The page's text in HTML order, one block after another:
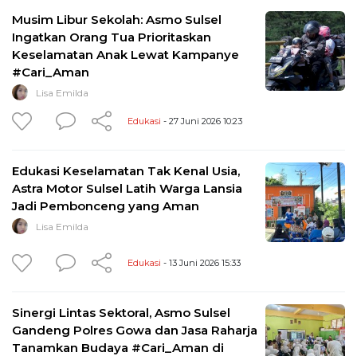
Musim Libur Sekolah: Asmo Sulsel
Ingatkan Orang Tua Prioritaskan
Keselamatan Anak Lewat Kampanye
#Cari_Aman
Lisa Emilda
Edukasi - 27 Juni 2026 10:23
Edukasi Keselamatan Tak Kenal Usia,
Astra Motor Sulsel Latih Warga Lansia
Jadi Pembonceng yang Aman
Lisa Emilda
Edukasi - 13 Juni 2026 15:33
Sinergi Lintas Sektoral, Asmo Sulsel
Gandeng Polres Gowa dan Jasa Raharja
Tanamkan Budaya #Cari_Aman di